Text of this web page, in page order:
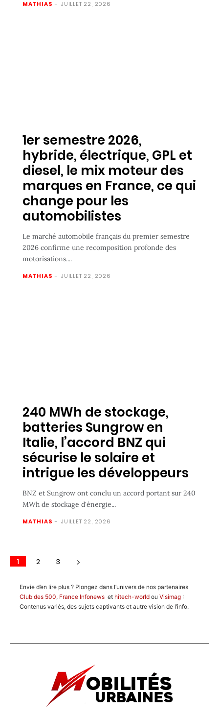
MATHIAS - JUILLET 22, 2026
1er semestre 2026,
hybride, électrique, GPL et
diesel, le mix moteur des
marques en France, ce qui
change pour les
automobilistes
Le marché automobile français du premier semestre
2026 confirme une recomposition profonde des
motorisations....
MATHIAS - JUILLET 22, 2026
240 MWh de stockage,
batteries Sungrow en
Italie, l’accord BNZ qui
sécurise le solaire et
intrigue les développeurs
BNZ et Sungrow ont conclu un accord portant sur 240
MWh de stockage d'énergie...
MATHIAS - JUILLET 22, 2026
1 2 3
Envie d’en lire plus ? Plongez dans l’univers de nos partenaires
Club des 500, France Infonews et hitech-world ou Visimag :
Contenus variés, des sujets captivants et autre vision de l’info.